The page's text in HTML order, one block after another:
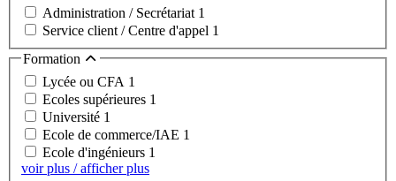
Administration / Secrétariat 1
Service client / Centre d'appel 1
Formation
Lycée ou CFA 1
Ecoles supérieures 1
Université 1
Ecole de commerce/IAE 1
Ecole d'ingénieurs 1
voir plus / afficher plus